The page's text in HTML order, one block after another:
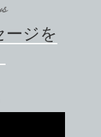
ージを